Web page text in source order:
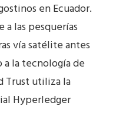
en Ecuador.
las pesquerías
vía satélite antes
a la tecnología de
Trust utiliza la
Hyperledger